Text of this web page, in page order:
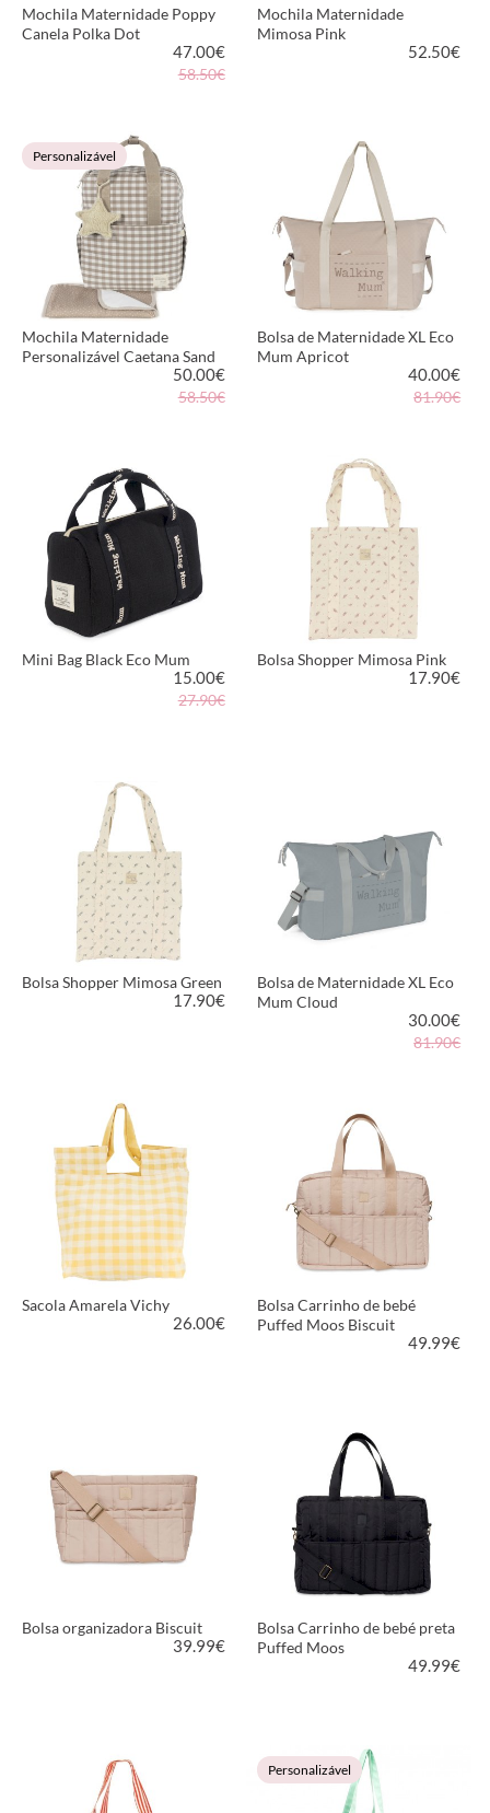
Mochila Maternidade Poppy
Canela Polka Dot
47.00€
58.50€
VER PRODUTO
Mochila Maternidade
Mimosa Pink
52.50€
VER PRODUTO
Personalizável
Mochila Maternidade
Personalizável Caetana Sand
50.00€
58.50€
Bolsa de Maternidade XL Eco
Mum Apricot
40.00€
81.90€
VER PRODUTO
Mini Bag Black Eco Mum
15.00€
27.90€
VER PRODUTO
Bolsa Shopper Mimosa Pink
17.90€
Bolsa Shopper Mimosa Green
17.90€
VER PRODUTO
Bolsa de Maternidade XL Eco
Mum Cloud
30.00€
81.90€
Sacola Amarela Vichy
26.00€
Bolsa Carrinho de bebé
Puffed Moos Biscuit
49.99€
VER PRODUTO
Bolsa organizadora Biscuit
39.99€
Bolsa Carrinho de bebé preta
Puffed Moos
49.99€
VER PRODUTO
Personalizável